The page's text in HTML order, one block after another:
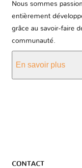
Nous sommes
entièrement
grâce au savoir-faire
communauté.
En savoir plus
CONTACT